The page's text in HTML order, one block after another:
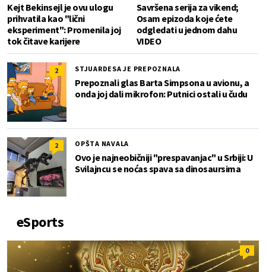
Kejt Bekinsejl je ovu ulogu
prihvatila kao "lični
eksperiment": Promenila joj
tok čitave karijere
Savršena serija za vikend;
Osam epizoda koje ćete
odgledati u jednom dahu
VIDEO
2 STJUARDESA JE PREPOZNALA
Prepoznali glas Barta Simpsona u avionu, a
onda joj dali mikrofon: Putnici ostali u čudu
2 OPŠTA NAVALA
Ovo je najneobičniji "prespavanjac" u Srbiji: U
Svilajncu se noćas spava sa dinosaursima
eSports
0